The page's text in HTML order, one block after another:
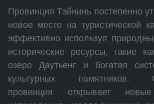
Провинция Тэйнинь постепенно
новое место на туристической
эффективно используя
исторические ресурсы, такие
озеро Даутьенг и богатая
культурных памятников.
провинция открывает